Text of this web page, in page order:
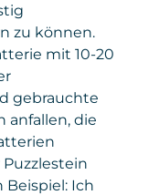
zu können.
mit 10-20
gebrauchte
anfallen, die
Beispiel: Ich